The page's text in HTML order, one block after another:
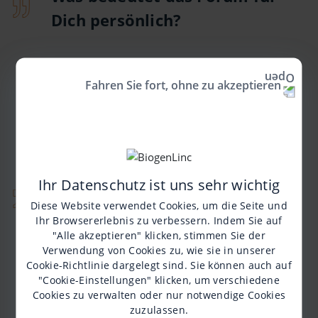
Ihr Datenschutz ist uns sehr wichtig
Diese Website verwendet Cookies, um die Seite und
Ihr Browsererlebnis zu verbessern. Indem Sie auf
"Alle akzeptieren" klicken, stimmen Sie der
Verwendung von Cookies zu, wie sie in unserer
Cookie-Richtlinie dargelegt sind. Sie können auch auf
"Cookie-Einstellungen" klicken, um verschiedene
Cookies zu verwalten oder nur notwendige Cookies
zuzulassen.
Fahren Sie fort, ohne zu akzeptieren
Dich persönlich?
untereinander ist
Informationen können
anderen Betroffenen
helfen,
Herausforderungen
schneller und leichter zu
bewältigen, als es
vielleicht früher möglich